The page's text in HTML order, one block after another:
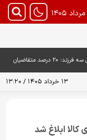
واگذاری زمین ۲۰۰ متری به خانواده‌های دارای سه فرزند؛ ۲۰ درصد متقاضیان
۱۳ خرداد ۱۴۰۵ / ۱۳:۲۰
ابلاغ شد